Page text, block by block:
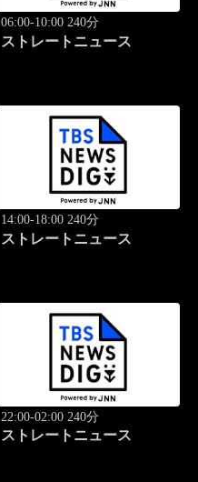
06:00-10:00 240分
ストレートニュース
14:00-18:00 240分
ストレートニュース
22:00-02:00 240分
ストレートニュース